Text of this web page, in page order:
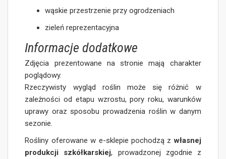
wąskie przestrzenie przy ogrodzeniach
zieleń reprezentacyjna
Informacje dodatkowe
Zdjęcia prezentowane na stronie mają charakter
poglądowy.
Rzeczywisty wygląd roślin może się różnić w
zależności od etapu wzrostu, pory roku, warunków
uprawy oraz sposobu prowadzenia roślin w danym
sezonie.
Rośliny oferowane w e-sklepie pochodzą zwłasnej
produkcji szkółkarskiej, prowadzonej zgodnie z